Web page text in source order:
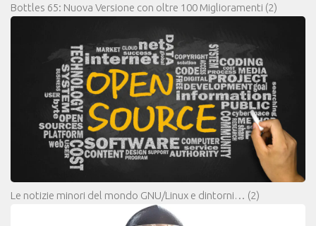
Bottles 65: Nuova Versione con oltre 100 Miglioramenti (2)
Le notizie minori del mondo GNU/Linux e dintorni… (2)